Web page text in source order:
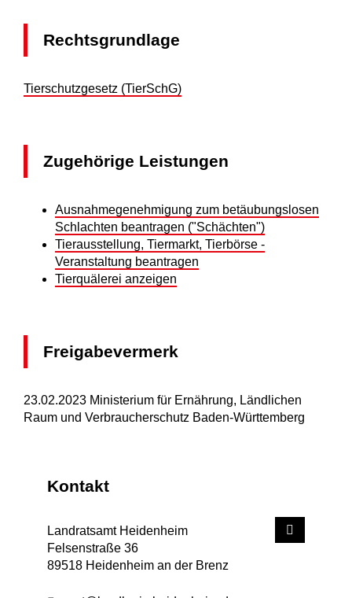
Rechtsgrundlage
Tierschutzgesetz (TierSchG)
Zugehörige Leistungen
Ausnahmegenehmigung zum betäubungslosen
Schlachten beantragen ("Schächten")
Tierausstellung, Tiermarkt, Tierbörse -
Veranstaltung beantragen
Tierquälerei anzeigen
Freigabevermerk
23.02.2023 Ministerium für Ernährung, Ländlichen
Raum und Verbraucherschutz Baden-Württemberg
Kontakt
Landratsamt Heidenheim
Felsenstraße 36
89518 Heidenheim an der Brenz